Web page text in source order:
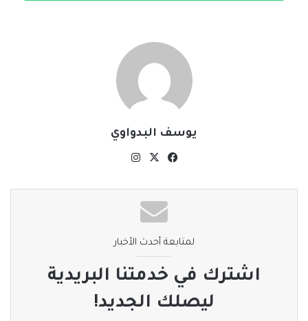
يوسف البدواوي
فيسبوك
‫X
لمتابعة أحدث الأخبار
اشترك في خدمتنا البريدية
ليصلك الجديد!